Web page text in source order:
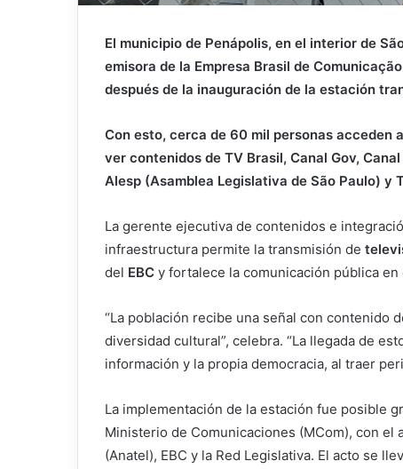
El municipio de Penápolis, en el interior de
emisora ​​de la Empresa Brasil de
después de la inauguración de la estación
Con esto, cerca de 60 mil personas
ver contenidos de TV Brasil, Canal Gov,
Alesp (Asamblea Legislativa de São Paulo) y
La gerente ejecutiva de contenidos e
infraestructura permite la transmisión de
del EBC y fortalece la comunicación pública en
“La población recibe una señal con contenido
diversidad cultural”, celebra. “La llegada de
información y la propia democracia, al traer
La implementación de la estación fue posible
Ministerio de Comunicaciones (MCom), con el
(Anatel), EBC y la Red Legislativa. El acto se